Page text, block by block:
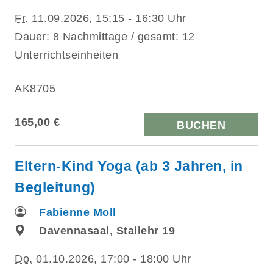
Fr. 11.09.2026, 15:15 - 16:30 Uhr
Dauer: 8 Nachmittage / gesamt: 12
Unterrichtseinheiten
AK8705
165,00 € BUCHEN
Eltern-Kind Yoga (ab 3 Jahren, in
Begleitung)
Fabienne Moll
Davennasaal, Stallehr 19
Do. 01.10.2026, 17:00 - 18:00 Uhr